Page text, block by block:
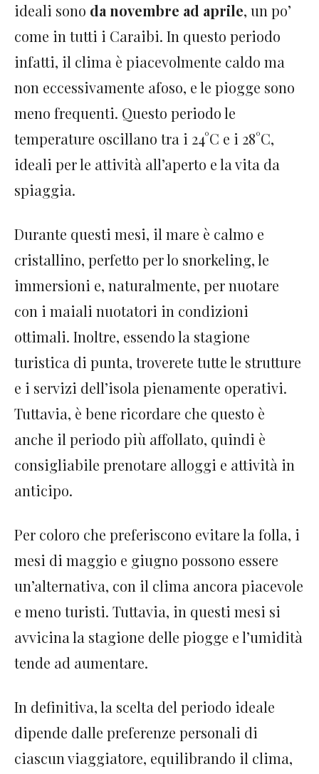
ideali sono da novembre ad aprile, un po’
come in tutti i Caraibi. In questo periodo
infatti, il clima è piacevolmente caldo ma
non eccessivamente afoso, e le piogge sono
meno frequenti. Questo periodo le
temperature oscillano tra i 24°C e i 28°C,
ideali per le attività all’aperto e la vita da
spiaggia.
Durante questi mesi, il mare è calmo e
cristallino, perfetto per lo snorkeling, le
immersioni e, naturalmente, per nuotare
con i maiali nuotatori in condizioni
ottimali. Inoltre, essendo la stagione
turistica di punta, troverete tutte le strutture
e i servizi dell’isola pienamente operativi.
Tuttavia, è bene ricordare che questo è
anche il periodo più affollato, quindi è
consigliabile prenotare alloggi e attività in
anticipo.
Per coloro che preferiscono evitare la folla, i
mesi di maggio e giugno possono essere
un’alternativa, con il clima ancora piacevole
e meno turisti. Tuttavia, in questi mesi si
avvicina la stagione delle piogge e l’umidità
tende ad aumentare.
In definitiva, la scelta del periodo ideale
dipende dalle preferenze personali di
ciascun viaggiatore, equilibrando il clima,